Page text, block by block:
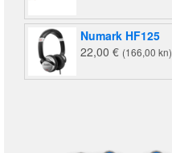
Numark HF125
22,00 € (166,00 kn)